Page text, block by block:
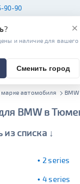
90-90
автомобиля BMW
BMW в
списка ↓
2 series
4 series
×
?
и наличие для вашего
Сменить город